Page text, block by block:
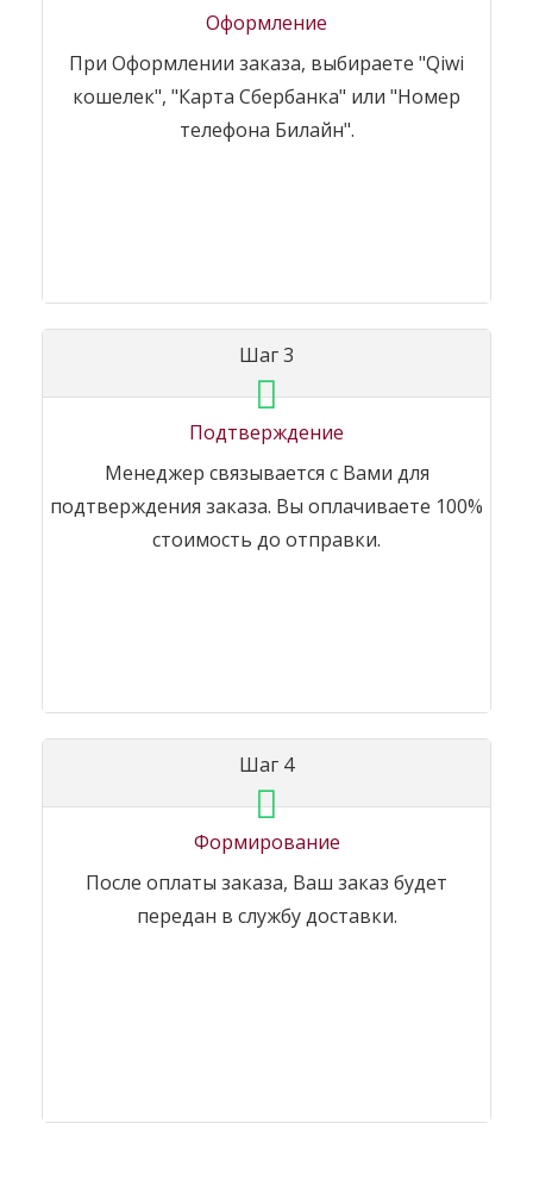
Оформление
При Оформлении заказа, выбираете "Qiwi
кошелек", "Карта Сбербанка" или "Номер
телефона Билайн".
Шаг 3
Подтверждение
Менеджер связывается с Вами для
подтверждения заказа. Вы оплачиваете 100%
стоимость до отправки.
Шаг 4
Формирование
После оплаты заказа, Ваш заказ будет
передан в службу доставки.